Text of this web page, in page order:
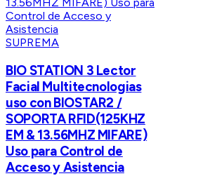
SUPREMA
BIO STATION 3 Lector
Facial Multitecnologias
uso con BIOSTAR2 /
SOPORTA RFID(125KHZ
EM & 13.56MHZ MIFARE)
Uso para Control de
Acceso y Asistencia